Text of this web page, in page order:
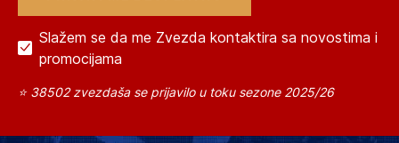
Slažem se da me Zvezda kontaktira sa novostima i
promocijama
⭐ 38502 zvezdaša se prijavilo u toku sezone 2025/26